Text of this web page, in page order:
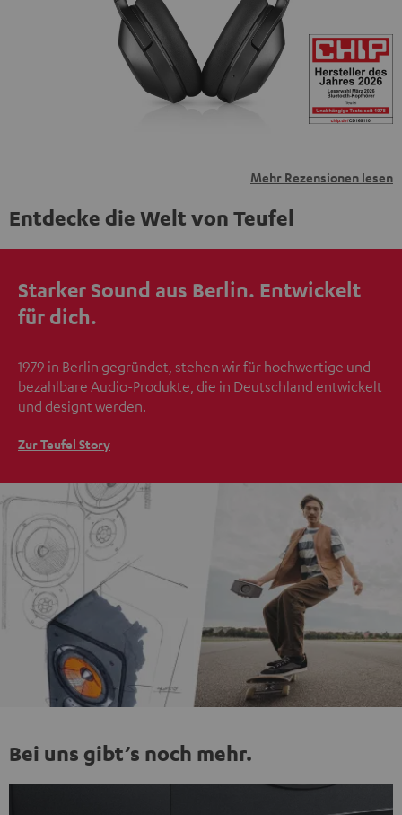
übermittelt werden.
Weitere Informationen sind in der
Datenschutzerklärung unter I zu finden.
Mehr Rezensionen lesen
Entdecke die Welt von Teufel
Starker Sound aus Berlin. Entwickelt
für dich.
1979 in Berlin gegründet, stehen wir für hochwertige und
bezahlbare Audio-Produkte, die in Deutschland entwickelt
und designt werden.
Zur Teufel Story
Bei uns gibt’s noch mehr.